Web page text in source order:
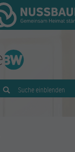
Suche einblenden